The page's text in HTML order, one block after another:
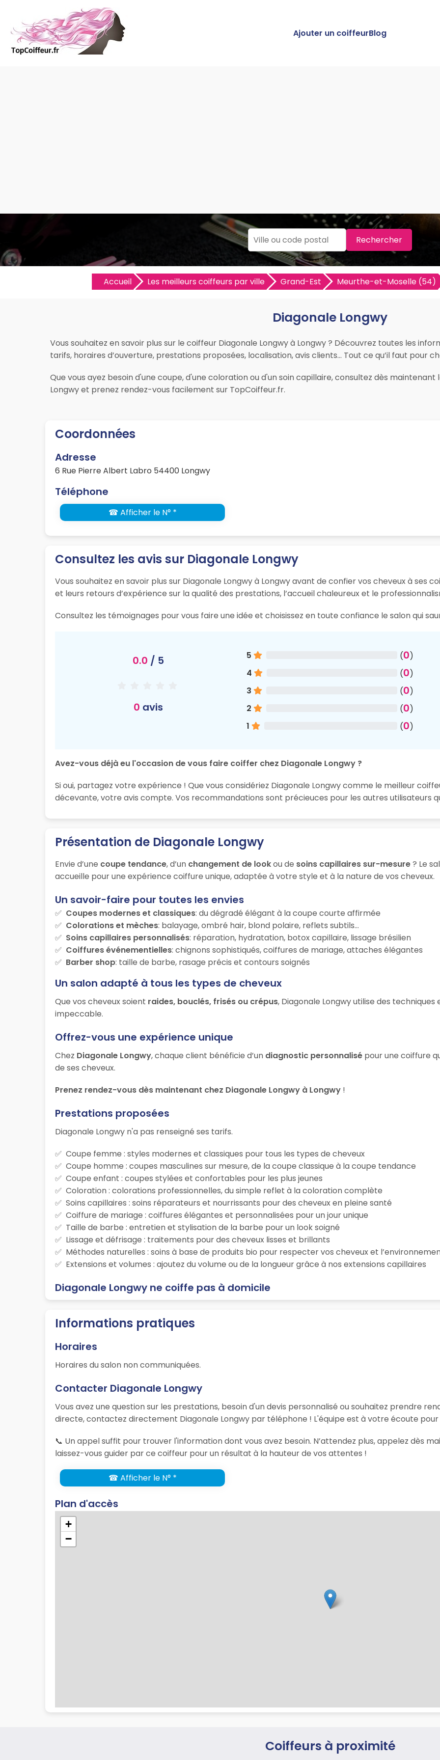
Ajouter un coiffeurBlog
Rechercher
Accueil Les meilleurs coiffeurs par ville Grand-Est Meurthe-et-Moselle (54)
Diagonale Longwy
Vous souhaitez en savoir plus sur le coiffeur Diagonale Longwy à Longwy ? Découvrez toutes les
tarifs, horaires d’ouverture, prestations proposées, localisation, avis clients… Tout ce qu’il faut pour
Que vous ayez besoin d'une coupe, d'une coloration ou d'un soin capillaire, consultez dès
Longwy et prenez rendez-vous facilement sur TopCoiffeur.fr.
Coordonnées
Adresse
6 Rue Pierre Albert Labro 54400 Longwy
Téléphone
☎ Afficher le N° *
Consultez les avis sur Diagonale Longwy
Vous souhaitez en savoir plus sur Diagonale Longwy à Longwy avant de confier vos cheveux à ses
et leurs retours d’expérience sur la qualité des prestations, l’accueil chaleureux et le
Consultez les témoignages pour vous faire une idée et choisissez en toute confiance le salon qui
0.0 / 5
0 avis
5 (0)
4
(0)
3
(0)
2
(0)
1
(0)
Avez-vous déjà eu l'occasion de vous faire coiffer chez Diagonale Longwy ?
Si oui, partagez votre expérience ! Que vous considériez Diagonale Longwy comme le meilleur
décevante, votre avis compte. Vos recommandations sont précieuces pour les autres utilisateurs
Présentation de Diagonale Longwy
Envie d’une coupe tendance, d’un changement de lookou de soins capillaires sur-mesure? Le
accueille pour une expérience coiffure unique, adaptée à votre style et à la nature de vos cheveux.
Un savoir-faire pour toutes les envies
Coupes modernes et classiques: du dégradé élégant à la coupe courte affirmée
Colorations et mèches: balayage, ombré hair, blond polaire, reflets subtils…
Soins capillaires personnalisés: réparation, hydratation, botox capillaire, lissage brésilien
Coiffures événementielles: chignons sophistiqués, coiffures de mariage, attaches élégantes
Barber shop: taille de barbe, rasage précis et contours soignés
Un salon adapté à tous les types de cheveux
Que vos cheveux soient raides, bouclés, frisés ou crépus, Diagonale Longwy utilise des
impeccable.
Offrez-vous une expérience unique
Chez Diagonale Longwy, chaque client bénéficie d’un diagnostic personnalisé pour une coiffure
de ses cheveux.
Prenez rendez-vous dès maintenant chez Diagonale Longwy à Longwy !
Prestations proposées
Diagonale Longwy n'a pas renseigné ses tarifs.
Coupe femme : styles modernes et classiques pour tous les types de cheveux
Coupe homme : coupes masculines sur mesure, de la coupe classique à la coupe tendance
Coupe enfant : coupes stylées et confortables pour les plus jeunes
Coloration : colorations professionnelles, du simple reflet à la coloration complète
Soins capillaires : soins réparateurs et nourrissants pour des cheveux en pleine santé
Coiffure de mariage : coiffures élégantes et personnalisées pour un jour unique
Taille de barbe : entretien et stylisation de la barbe pour un look soigné
Lissage et défrisage : traitements pour des cheveux lisses et brillants
Méthodes naturelles : soins à base de produits bio pour respecter vos cheveux et
Extensions et volumes : ajoutez du volume ou de la longueur grâce à nos extensions capillaires
Diagonale Longwy ne coiffe pas à domicile
Informations pratiques
Horaires
Horaires du salon non communiquées.
Contacter Diagonale Longwy
Vous avez une question sur les prestations, besoin d'un devis personnalisé ou souhaitez prendre
directe, contactez directement Diagonale Longwy par téléphone ! L'équipe est à votre écoute
📞 Un appel suffit pour trouver l'information dont vous avez besoin. N’attendez plus, appelez dès
laissez-vous guider par ce coiffeur pour un résultat à la hauteur de vos attentes !
☎ Afficher le N° *
Plan d'accès
+
−
Coiffeurs à proximité